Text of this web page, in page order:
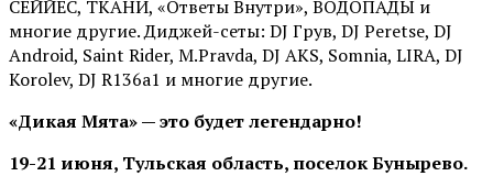
СЕЙЙЕС, ТКАНИ, «Ответы Внутри», ВОДОПАДЫ и
многие другие. Диджей-сеты: DJ Грув, DJ Peretse, DJ
Android, Saint Rider, М.Pravda, DJ AKS, Somnia, LIRA, DJ
Korolev, DJ R136a1 и многие другие.
«Дикая Мята» — это будет легендарно!
19-21 июня, Тульская область, поселок Бунырево.